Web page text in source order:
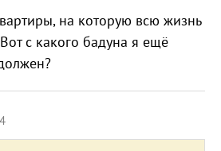
на которую всю жизнь
с какого бадуна я ещё